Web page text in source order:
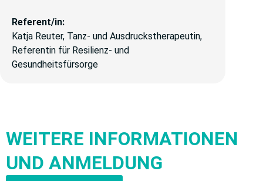
Referent/in:
Katja Reuter, Tanz- und Ausdruckstherapeutin,
Referentin für Resilienz- und
Gesundheitsfürsorge
WEITERE INFORMATIONEN
UND ANMELDUNG